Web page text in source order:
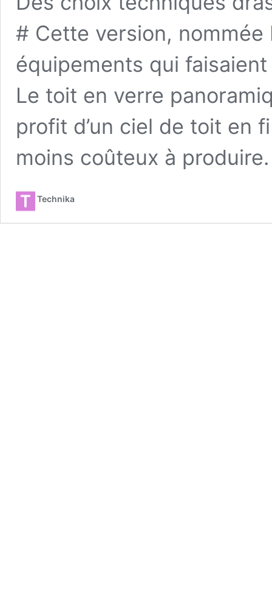
# Cette version, nommée
équipements qui
Le toit en verre
profit d’un ciel de toit en
moins coûteux à
Technika